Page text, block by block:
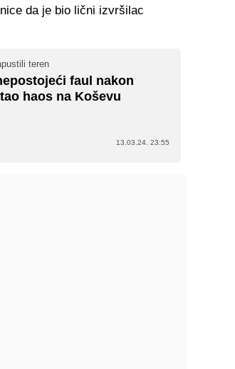
da je bio lični izvršilac
teren
faul nakon
haos na Koševu
13.03.24. 23:55